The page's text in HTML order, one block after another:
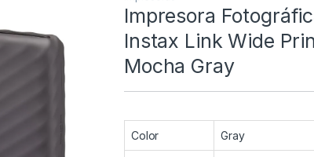
Impresora
Instax Link Wide
Mocha Gray
Color Gray